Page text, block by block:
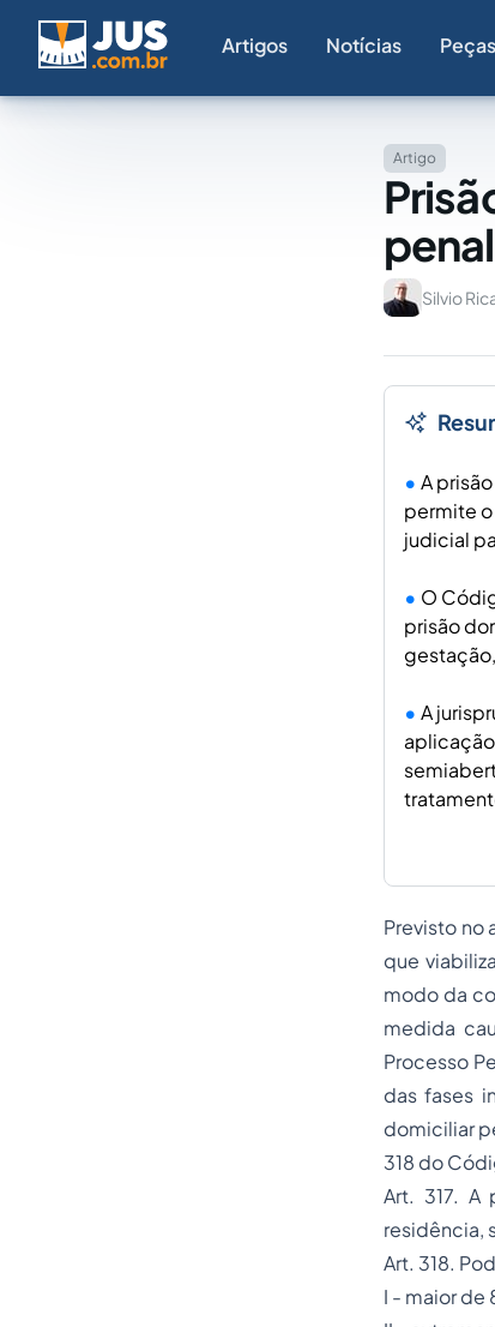
Artigos Notícias Peças
Artigo
Silvio
A
permite
judicial
O
prisão
A
Previsto no
que
modo da
medida
Processo
das fases
domiciliar
318 do
Art. 317. A
residência,
Art. 318.
I - maior de